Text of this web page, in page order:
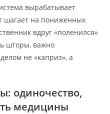
вырабатывает
шагает на пониженных
вдруг «поленился»
шторы, важно
не «каприз», а
одиночество,
медицины